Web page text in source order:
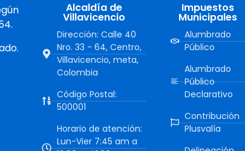
Alcaldía de
Villavicencio
Dirección: Calle 40
Nro. 33 - 64, Centro,
Villavicencio, meta,
Colombia
Código Postal:
500001
Horario de atención:
Lun-Vier 7:45 am a
Impuestos
Municipales
Alumbrado
Público
Alumbrado
Público
Declarativo
Contribución
Plusvalía